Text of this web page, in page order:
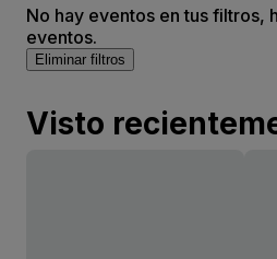
No hay eventos en tus filtros,
eventos.
Eliminar filtros
Visto